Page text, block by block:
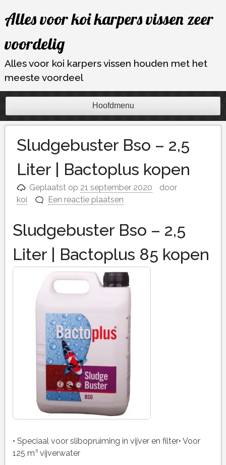
naar
inhoud
Alles voor koi karpers vissen zeer
voordelig
Alles voor koi karpers vissen houden met het
meeste voordeel
Hoofdmenu
Sludgebuster Bso – 2,5
Liter | Bactoplus kopen
Geplaatst op 21 september 2020
door
koi
Een reactie plaatsen
Sludgebuster Bso – 2,5
Liter | Bactoplus 85 kopen
• Speciaal voor slibopruiming in vijver en filter• Voor
125 m³ vijverwater